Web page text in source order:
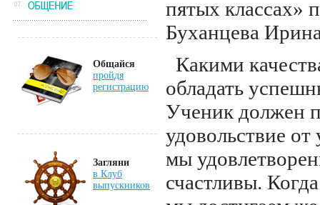
Общайся
пройдя
регистрацию
Загляни
в Клуб
выпускников
пятых классах»
Буханцева
Какими
обладать
Ученик должен
удовольствие
мы
счастливы.